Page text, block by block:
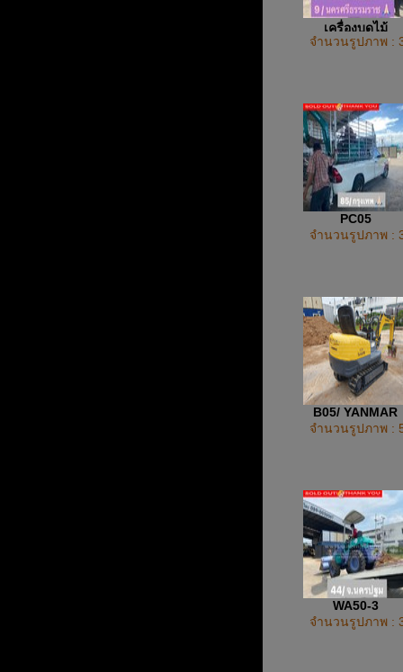
เครื่องบดไม้
จำนวนรูปภาพ :
PC05
จำนวนรูปภาพ :
B05/ YANMAR
จำนวนรูปภาพ :
WA50-3
จำนวนรูปภาพ :